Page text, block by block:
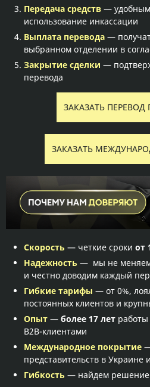
Передача средств —
использование инкассации
Выплата перевода —
выбранном отделении в
Закрытие сделки —
перевода
ЗАКАЗАТЬ ПЕРЕВОД
ЗАКАЗАТЬ
Скорость — четкие сроки от
Надежность — мы не меняем
и честно доводим каждый
Гибкие тарифы — от 0%,
постоянных клиентов и
Опыт — более 17 лет
B2B-клиентами
Международное покрытие
представительств в Украине
Гибкость — найдем решение